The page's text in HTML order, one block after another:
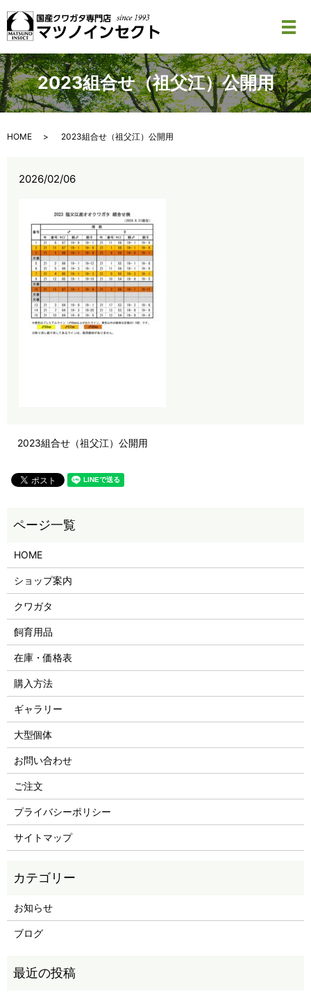
メ
2023組合せ（祖父江）公開用
HOME 2023組合せ（祖父江）公開用
2026/02/06
2023組合せ（祖父江）公開用
HOME
ショップ案内
クワガタ
飼育用品
在庫・価格表
購入方法
ギャラリー
大型個体
お問い合わせ
ご注文
プライバシーポリシー
サイトマップ
お知らせ
ブログ